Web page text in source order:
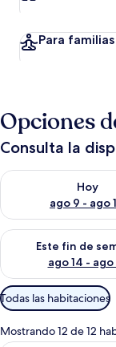
Para familias
Opciones
Consulta la
Hoy
ago 9 - ago
Consulta la
Este fin de
ago 14 - ago
Consulta la
Filtros
disponibles
para
las
Todas las habitaciones
Mostrando 12 de 12